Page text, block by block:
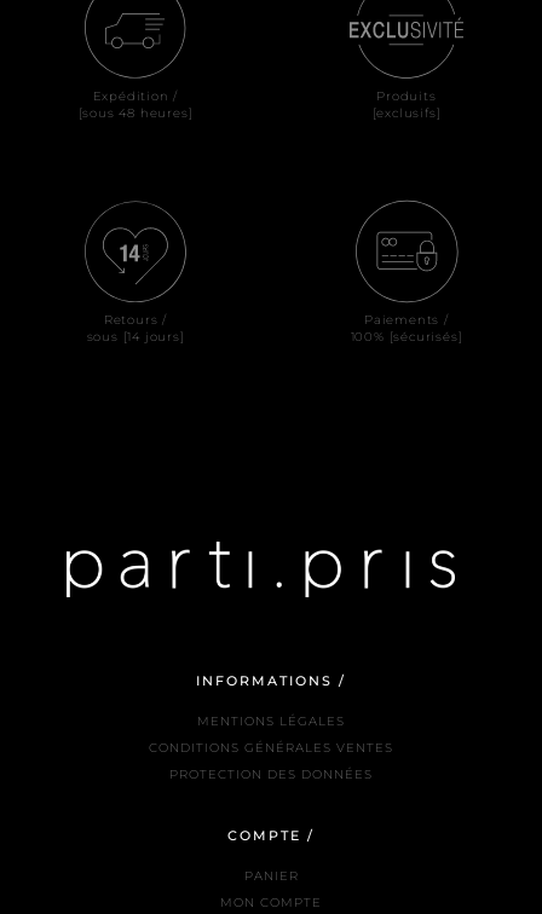
Expédition /
[sous 48 heures]
Produits
[exclusifs]
Retours /
sous [14 jours]
Paiements /
100% [sécurisés]
INFORMATIONS /
MENTIONS LÉGALES
CONDITIONS GÉNÉRALES VENTES
PROTECTION DES DONNÉES
COMPTE /
PANIER
MON COMPTE